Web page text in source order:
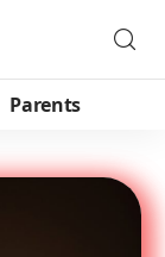
Parents